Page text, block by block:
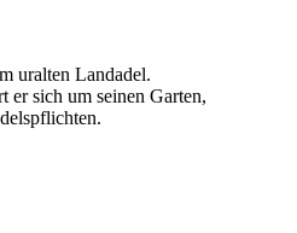
uralten Landadel.
er sich um seinen Garten,